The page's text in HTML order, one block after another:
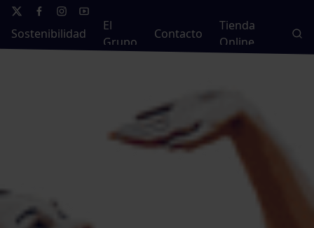
Sostenibilidad
El
Grupo
Contacto
Tienda
Online